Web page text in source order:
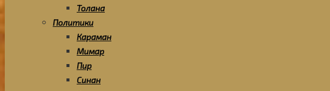
Толана
Политики
Караман
Мимар
Пир
Синан